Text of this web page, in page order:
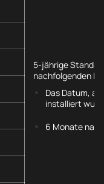
5-jährige
nachfolgenden
Das Datum,
installiert
6 Monate